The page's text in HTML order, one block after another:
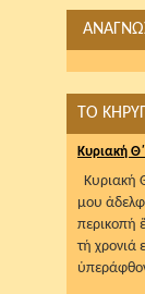
ΤΟ
Κυριακή
Κυριακή
μου
περικοπή
τή χρονιά